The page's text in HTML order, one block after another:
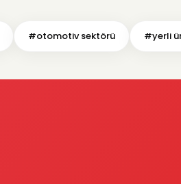
#otomotiv sektörü #yerli